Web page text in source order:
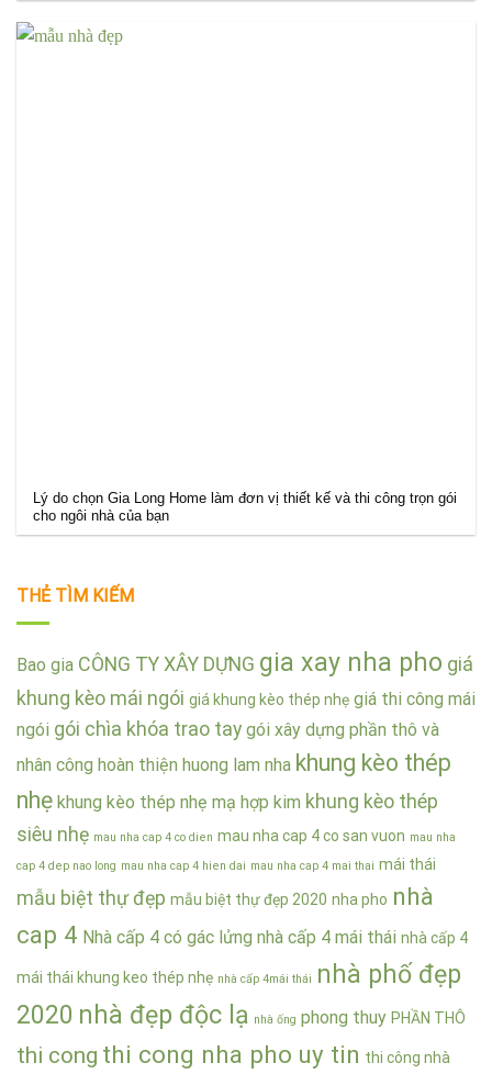
Lý do chọn Gia Long Home làm đơn vị thiết kế và thi công trọn gói
cho ngôi nhà của bạn
THẺ TÌM KIẾM
Bao gia CÔNG TY XÂY DỰNG gia xay nha pho giá
khung kèo mái ngói giá khung kèo thép nhẹ giá thi công mái
ngói gói chìa khóa trao tay gói xây dựng phần thô và
nhân công hoàn thiện huong lam nha khung kèo thép
nhẹ khung kèo thép nhẹ mạ hợp kim khung kèo thép
siêu nhẹ mau nha cap 4 co dien mau nha cap 4 co san vuon mau nha
cap 4 dep nao long mau nha cap 4 hien dai mau nha cap 4 mai thai mái thái
mẫu biệt thự đẹp mẫu biệt thự đẹp 2020 nha pho nhà
cap 4 Nhà cấp 4 có gác lửng nhà cấp 4 mái thái nhà cấp 4
mái thái khung keo thép nhẹ nhà cấp 4mái thái nhà phố đẹp
2020 nhà đẹp độc lạ nhà ống phong thuy PHẦN THÔ
thi cong thi cong nha pho uy tin thi công nhà